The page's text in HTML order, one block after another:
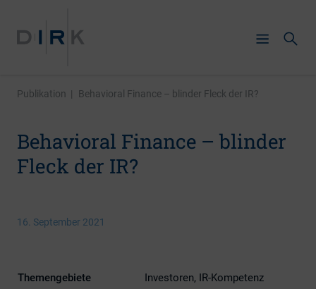
Publikation | Behavioral Finance – blinder Fleck der IR?
Behavioral Finance – blinder
Fleck der IR?
16. September 2021
Themengebiete
Investoren, IR-Kompetenz